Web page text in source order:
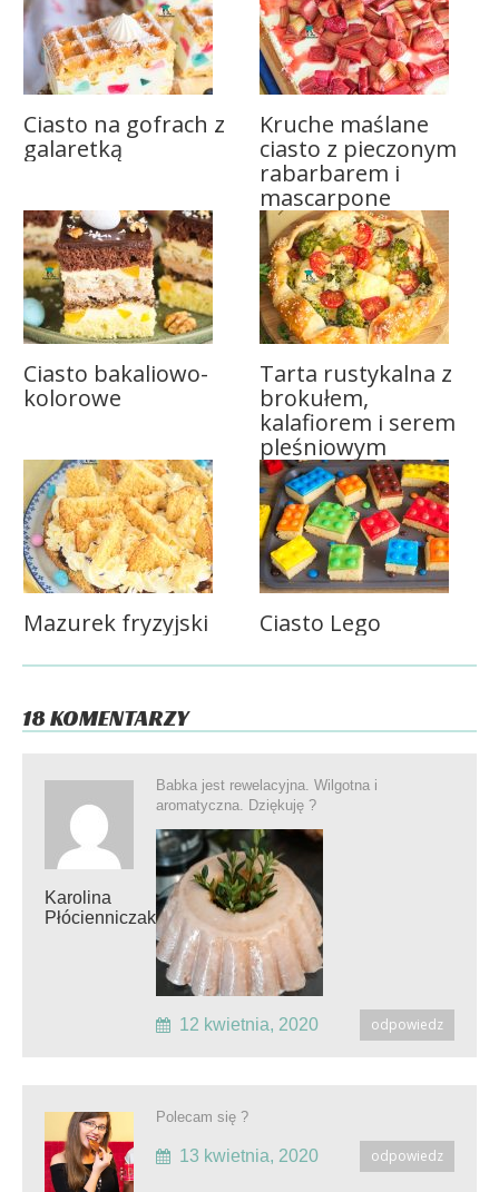
Ciasto na gofrach z
galaretką
Kruche maślane
ciasto z pieczonym
rabarbarem i
mascarpone
Ciasto bakaliowo-
kolorowe
Tarta rustykalna z
brokułem,
kalafiorem i serem
pleśniowym
Mazurek fryzyjski Ciasto Lego
18 KOMENTARZY
Karolina
Płócienniczak
Babka jest rewelacyjna. Wilgotna i
aromatyczna. Dziękuję ?
odpowiedz
12 kwietnia, 2020
Polecam się ?
odpowiedz
13 kwietnia, 2020